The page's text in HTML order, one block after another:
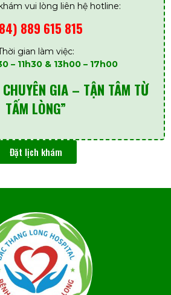
vui lòng liên hệ hotline:
889 615 815
gian làm việc:
– 11h30 & 13h00 – 17h00
GIA – TẬN TÂM TỪ
TẤM LÒNG”
Đặt lịch khám